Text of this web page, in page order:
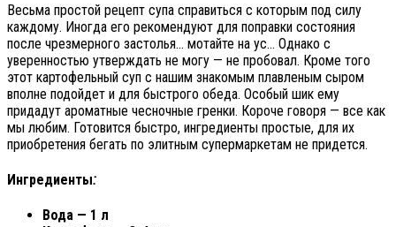
Весьма простой рецепт супа справиться с которым под силу
каждому. Иногда его рекомендуют для поправки состояния
после чрезмерного застолья… мотайте на ус… Однако с
уверенностью утверждать не могу — не пробовал. Кроме того
этот картофельный суп с нашим знакомым плавленым сыром
вполне подойдет и для быстрого обеда. Особый шик ему
придадут ароматные чесночные гренки. Короче говоря — все как
мы любим. Готовится быстро, ингредиенты простые, для их
приобретения бегать по элитным супермаркетам не придется.
Ингредиенты:
Вода — 1 л